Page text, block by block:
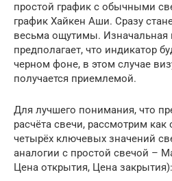
простой график с обычными
график Хайкен Аши. Сразу
весьма ощутимы. Изначальная
предполагает, что индикатор
черном фоне, в этом случае
получается приемлемой.
Для лучшего понимания, что
расчёта свечи, рассмотрим как
четырёх ключевых значений
аналогии с простой свечой –
Цена открытия, Цена закрытия):